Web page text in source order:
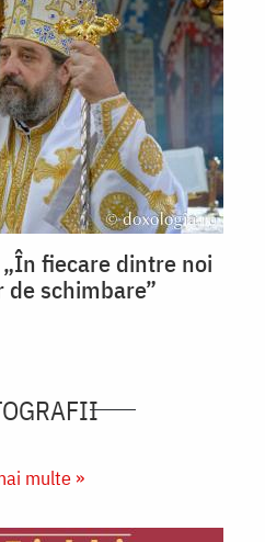
fiecare dintre noi
schimbare”
multe »